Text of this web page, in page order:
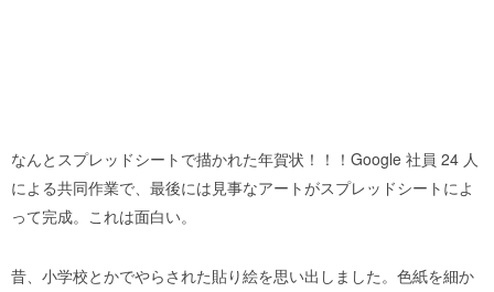
なんとスプレッドシートで描かれた年賀状！！！ Google 社員 24 人
による共同作業で、最後には見事なアートがスプレッドシートによ
って完成。これは面白い。
昔、小学校とかでやらされた貼り絵を思い出しました。色紙を細か